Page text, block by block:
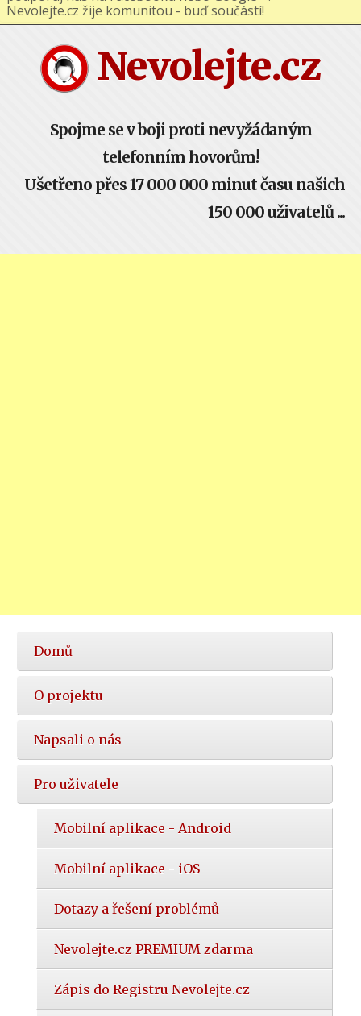
Nevolejte.cz
Spojme se v boji proti nevyžádaným
telefonním hovorům!
Ušetřeno přes 17 000 000 minut času našich
150 000 uživatelů ...
Hlavní
nabídka
Domů
O projektu
Napsali o nás
Pro uživatele
Mobilní aplikace - Android
Mobilní aplikace - iOS
Dotazy a řešení problémů
Nevolejte.cz PREMIUM zdarma
Zápis do Registru Nevolejte.cz
Nevolejte.cz žije komunitou - buď součástí!